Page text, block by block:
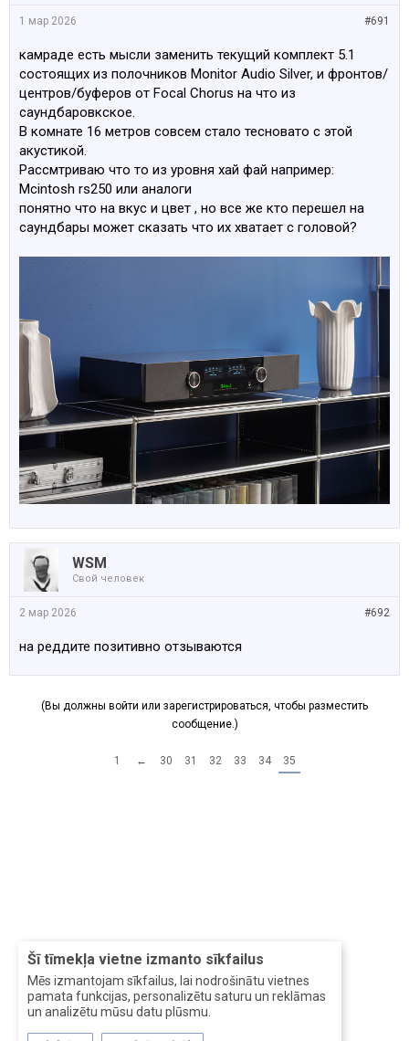
Šī tīmekļa vietne izmanto sīkfailus
Mēs izmantojam sīkfailus, lai nodrošinātu vietnes
pamata funkcijas, personalizētu saturu un reklāmas
un analizētu mūsu datu plūsmu.
#691
1 мар 2026
камраде есть мысли заменить текущий комплект 5.1
состоящих из полочников Monitor Audio Silver, и фронтов/
центров/буферов от Focal Chorus на что из
саундбаровкское.
В комнате 16 метров совсем стало тесновато с этой
акустикой.
Рассмтриваю что то из уровня хай фай например:
Mcintosh rs250 или аналоги
понятно что на вкус и цвет , но все же кто перешел на
саундбары может сказать что их хватает с головой?
WSM
Свой человек
#692
2 мар 2026
на реддите позитивно отзываются
(Вы должны войти или зарегистрироваться, чтобы разместить
сообщение.)
1 ← 30 31 32 33 34 35